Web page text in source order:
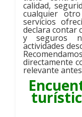
calidad,
cualquier
servicios
declara contar
y seguros
actividades
directamente
relevante